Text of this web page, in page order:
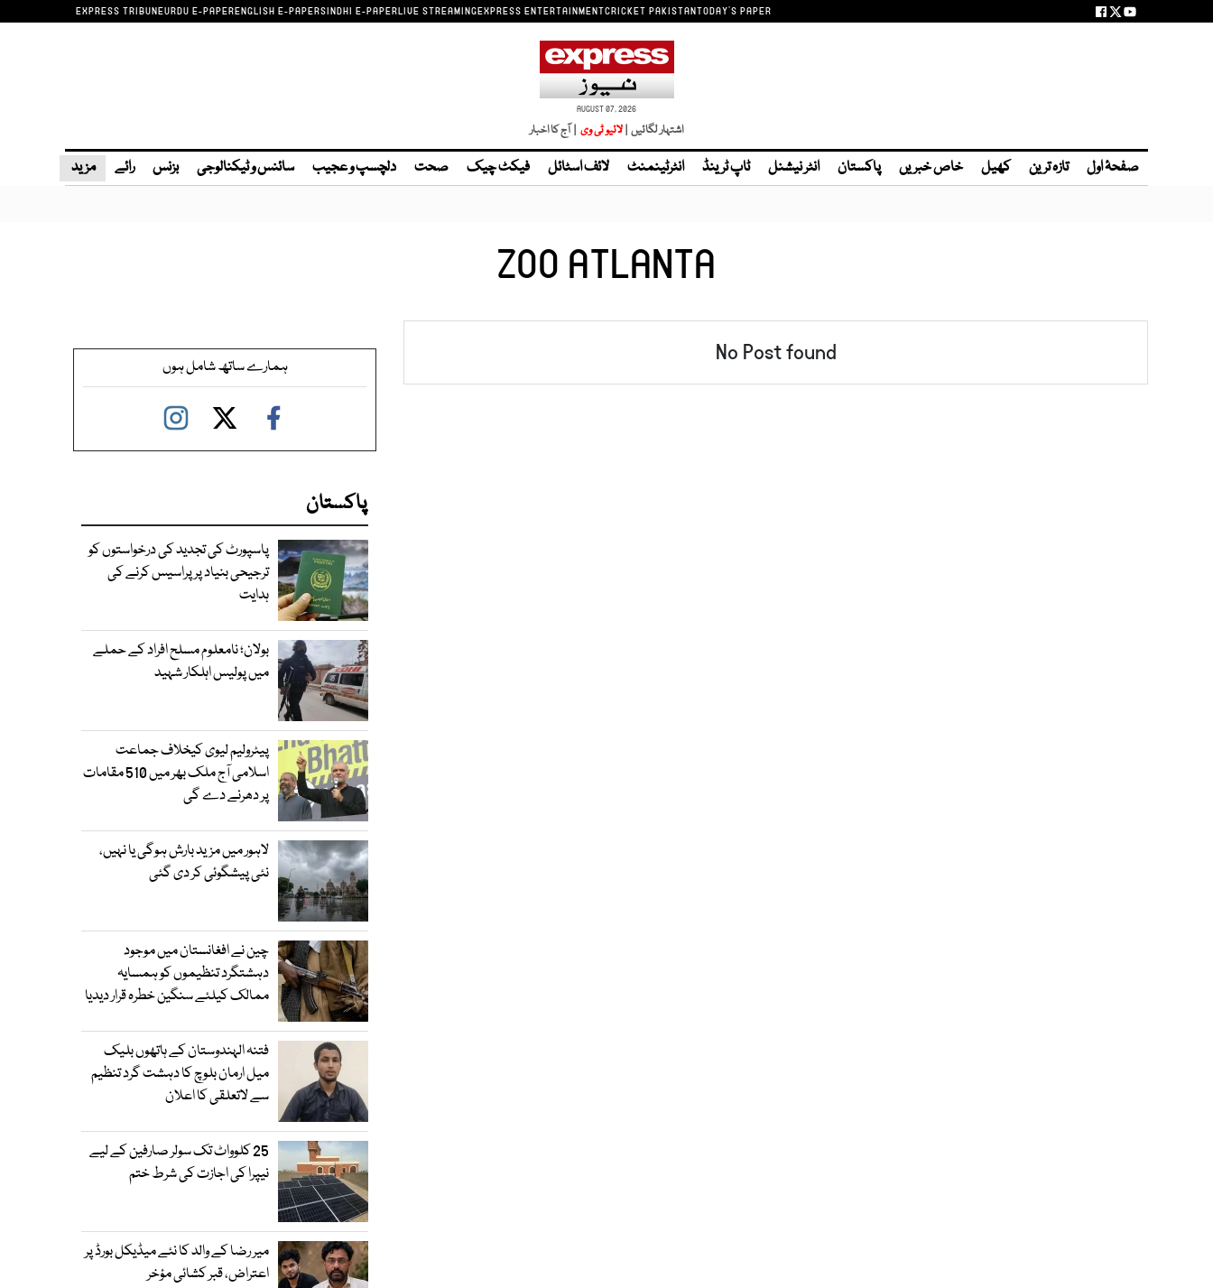
EXPRESS TRIBUNEURDU E-PAPERENGLISH E-PAPERSINDHI E-PAPERLIVE STREAMINGEXPRESS ENTERTAINMENTCRICKET PAKISTANTODAY'S PAPER
AUGUST 07, 2026
اشتہار لگائیں | | آج کا اخبار
صفحۂ اول تازہ ترین کھیل خاص خبریں پاکستان انٹر نیشنل ٹاپ ٹرینڈ انٹرٹینمنٹ لائف اسٹائل فیکٹ چیک صحت دلچسپ و عجیب سائنس و ٹیکنالوجی بزنس رائے مزید
ZOO ATLANTA
No Post found ہمارے ساتھ شامل ہوں
پاکستان
پاسپورٹ کی تجدید کی درخواستوں کو
ترجیحی بنیاد پر پراسیس کرنے کی
ہدایت
بولان؛ نامعلوم مسلح افراد کے حملے
میں پولیس اہلکار شہید
پیٹرولیم لیوی کیخلاف جماعت
اسلامی آج ملک بھر میں 510 مقامات
پر دھرنے دے گی
لاہور میں مزید بارش ہوگی یا نہیں،
نئی پیشگوئی کر دی گئی
چین نے افغانستان میں موجود
دہشتگرد تنظیموں کو ہمسایہ
ممالک کیلئے سنگین خطرہ قرار دیدیا
فتنہ الہندوستان کے ہاتھوں بلیک
میل ارمان بلوچ کا دہشت گرد تنظیم
سے لاتعلقی کا اعلان
25 کلوواٹ تک سولر صارفین کے لیے
نیپرا کی اجازت کی شرط ختم
میر رضا کے والد کا نئے میڈیکل بورڈ پر
اعتراض، قبر کشائی مؤخر